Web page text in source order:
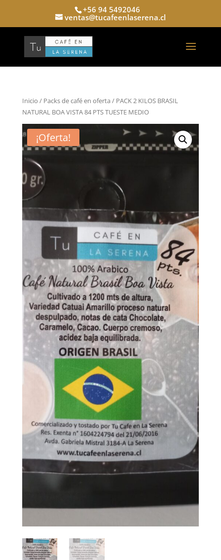
+56 94 5492046
ventas@tucafeenlaserena.cl
Inicio / Packs de café en oferta / PACK 2 KILOS BRASIL
NATURAL BOA VISTA 84 PTS TUESTE MEDIO
¡Oferta!